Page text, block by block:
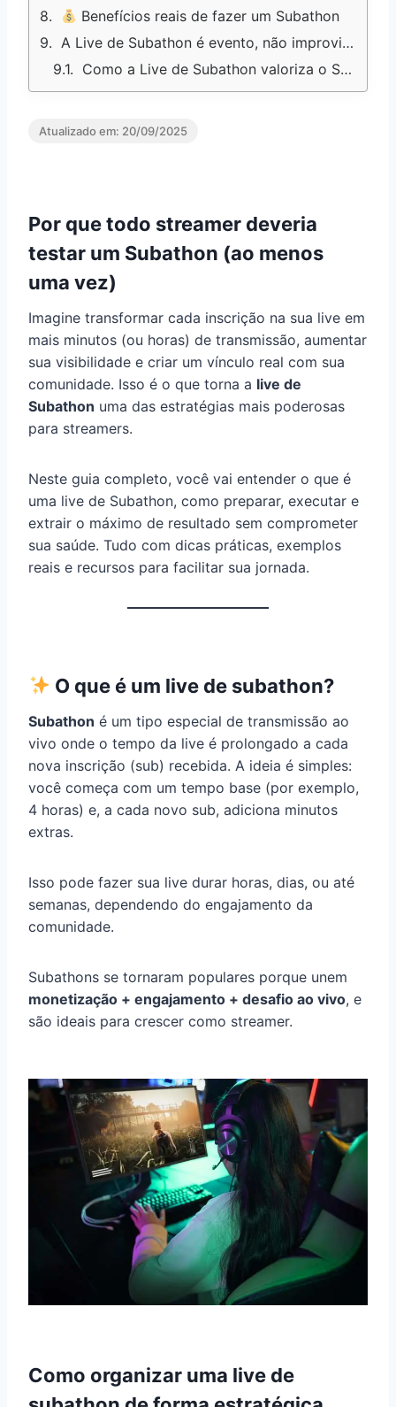
Benefícios reais de fazer um Subathon
A Live de Subathon é evento, não improviso
Como a Live de Subathon valoriza o Streamer?
Atualizado em: 20/09/2025
Por que todo streamer deveria
testar um Subathon (ao menos
uma vez)
Imagine transformar cada inscrição na sua live em
mais minutos (ou horas) de transmissão, aumentar
sua visibilidade e criar um vínculo real com sua
comunidade. Isso é o que torna a live de
Subathon uma das estratégias mais poderosas
para streamers.
Neste guia completo, você vai entender o que é
uma live de Subathon, como preparar, executar e
extrair o máximo de resultado sem comprometer
sua saúde. Tudo com dicas práticas, exemplos
reais e recursos para facilitar sua jornada.
O que é um live de subathon?
Subathon é um tipo especial de transmissão ao
vivo onde o tempo da live é prolongado a cada
nova inscrição (sub) recebida. A ideia é simples:
você começa com um tempo base (por exemplo,
4 horas) e, a cada novo sub, adiciona minutos
extras.
Isso pode fazer sua live durar horas, dias, ou até
semanas, dependendo do engajamento da
comunidade.
Subathons se tornaram populares porque unem
monetização + engajamento + desafio ao vivo, e
são ideais para crescer como streamer.
Como organizar uma live de